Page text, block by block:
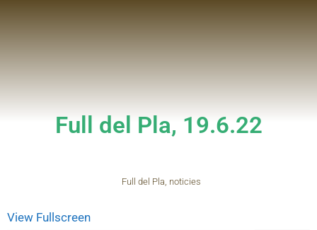
Full del Pla, 19.6.22
Full del Pla, noticies
View Fullscreen